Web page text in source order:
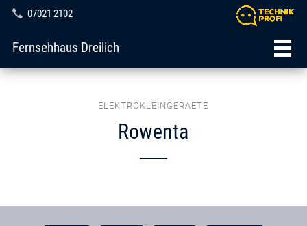
07021 2102
Fernsehhaus Dreilich
ELEKTROKLEINGERAETE
Rowenta